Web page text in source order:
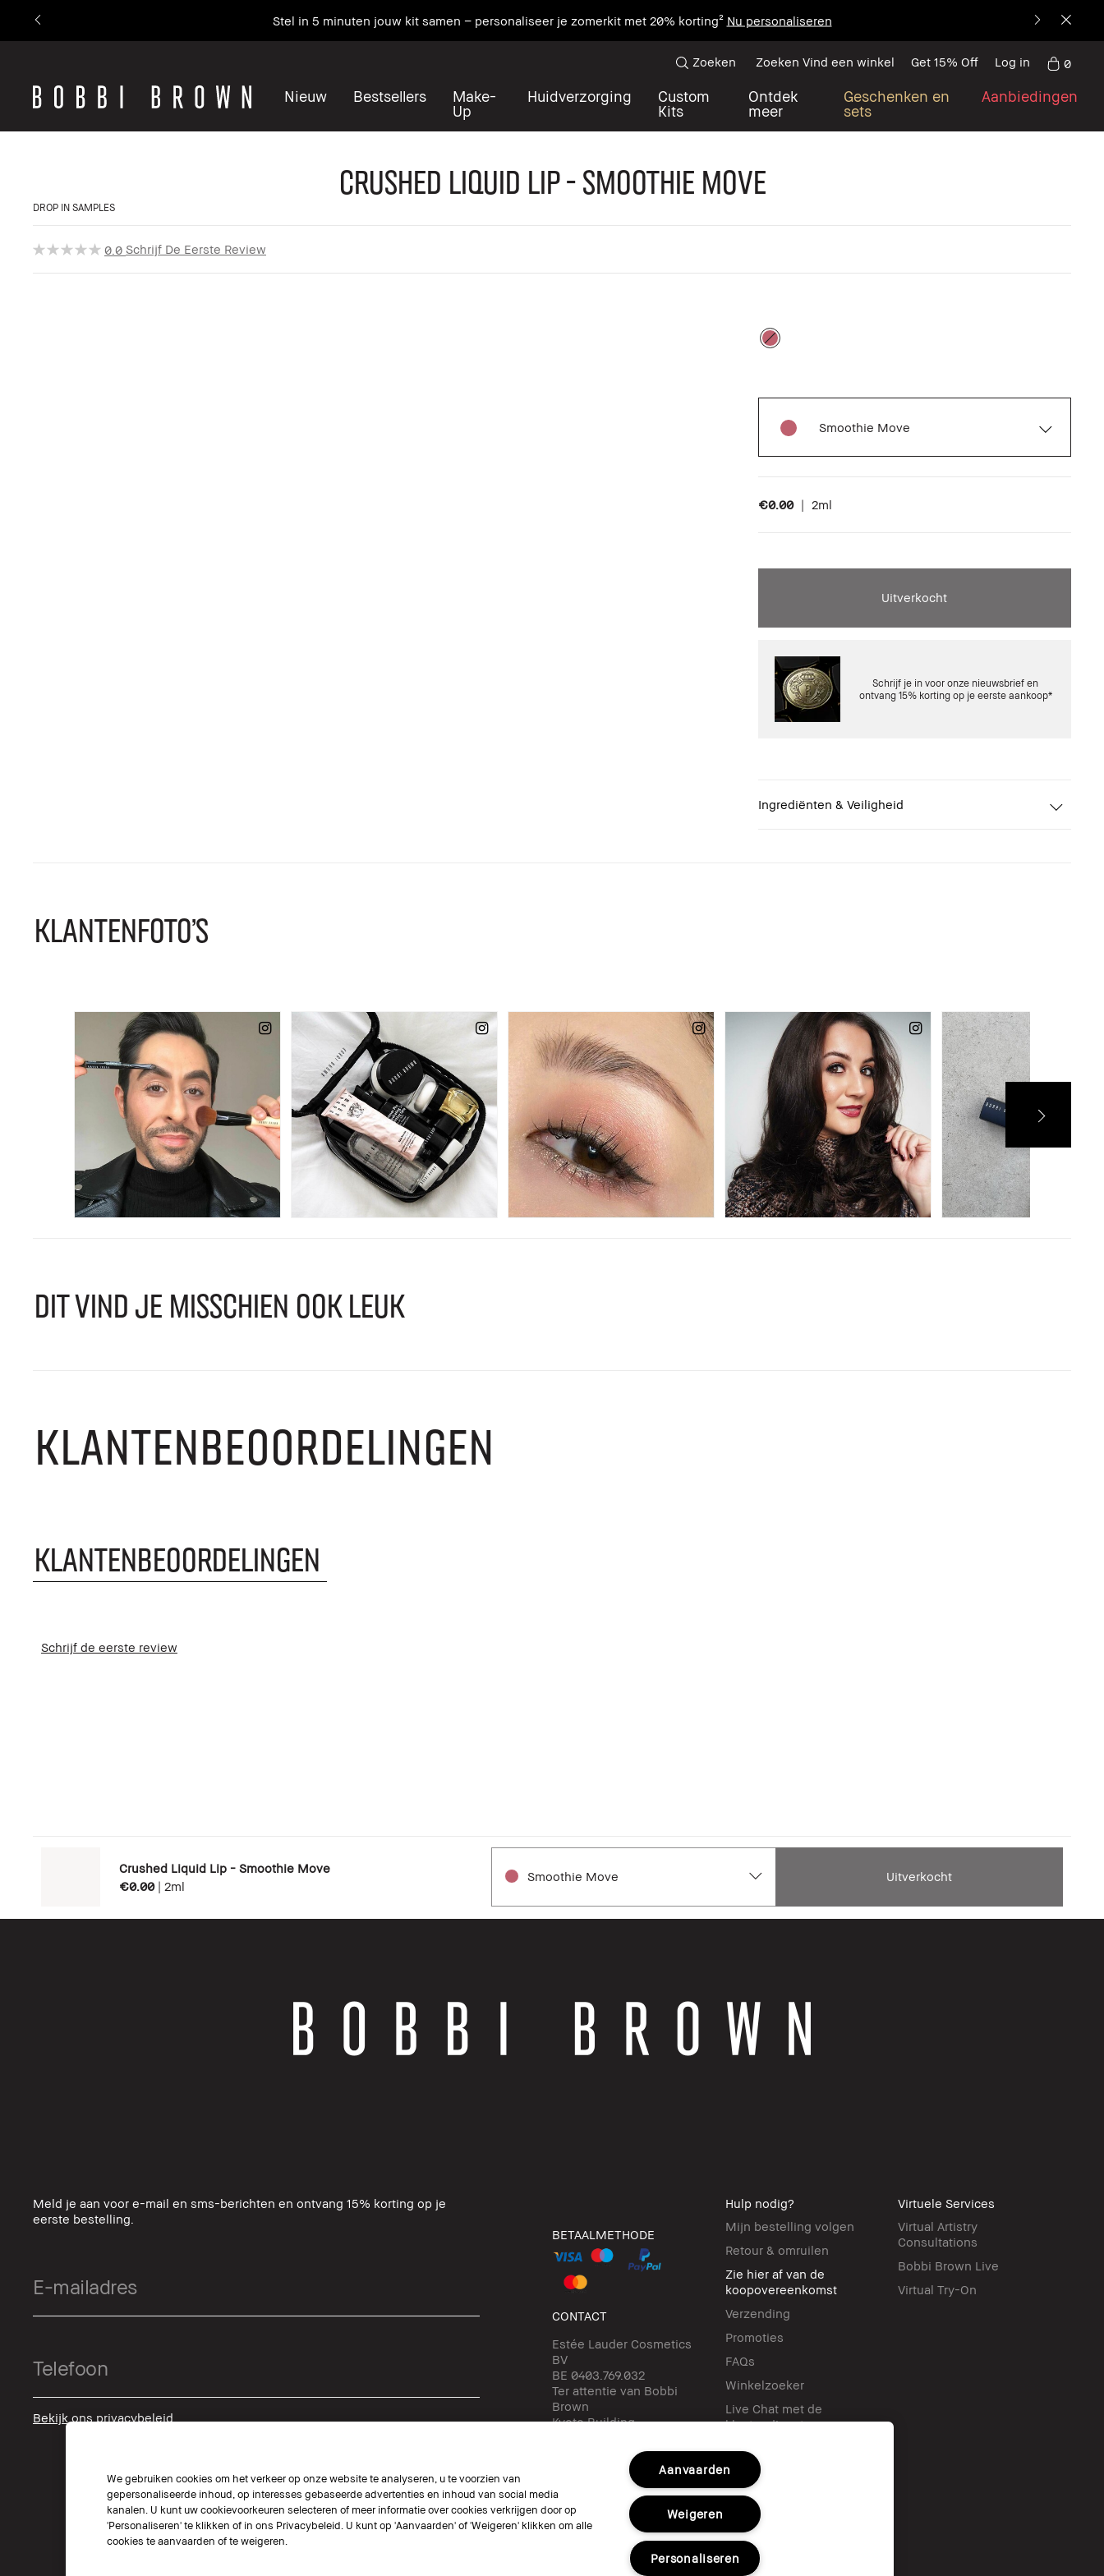
Stel in 5 minuten jouw kit samen – personaliseer je zomerkit met 20% korting² Nu personaliseren
Nieuw Bestsellers
Make-
Up
Huidverzorging
Custom
Kits
Ontdek
meer
Geschenken en
sets
Aanbiedingen
Zoeken Zoeken Vind een winkel Get 15% Off Log in 0
Crushed Liquid Lip - Smoothie Move
DROP IN SAMPLES
0.0 Schrijf De Eerste Review
Smoothie Move
€0.00 | 2ml
Uitverkocht
Schrijf je in voor onze nieuwsbrief en
ontvang 15% korting op je eerste aankoop*
Ingrediënten & Veiligheid
KLANTENFOTO'S
DIT VIND JE MISSCHIEN OOK LEUK
KLANTENBEOORDELINGEN
KLANTENBEOORDELINGEN
Schrijf de eerste review
Crushed Liquid Lip - Smoothie Move
€0.00 | 2ml
Smoothie Move Uitverkocht
Meld je aan voor e-mail en sms-berichten en ontvang 15% korting op je
eerste bestelling.
Bekijk ons privacybeleid
BETAALMETHODE
CONTACT
Estée Lauder Cosmetics
BV
BE 0403.769.032
Ter attentie van Bobbi
Brown
Kyoto Building,
1831 Diegem, België
✉ klantendienst-
be@bobbibrown.com
Hulp nodig?
Mijn bestelling volgen
Retour & omruilen
Zie hier af van de
koopovereenkomst
Verzending
Promoties
FAQs
Winkelzoeker
Live Chat met de
klantendienst
Contact-us
Virtuele Services
Virtual Artistry
Consultations
Bobbi Brown Live
Virtual Try-On
We gebruiken cookies om het verkeer op onze website te analyseren, u te voorzien van
gepersonaliseerde inhoud, op interesses gebaseerde advertenties en inhoud van social media
kanalen. U kunt uw cookievoorkeuren selecteren of meer informatie over cookies verkrijgen door op
'Personaliseren' te klikken of in ons Privacybeleid. U kunt op 'Aanvaarden' of 'Weigeren' klikken om alle
cookies te aanvaarden of te weigeren.
Aanvaarden
Weigeren
Personaliseren